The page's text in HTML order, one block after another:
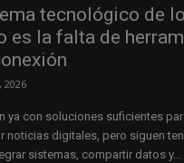
tecnológico de
es la falta de
2026
ya con soluciones suficientes
noticias digitales, pero siguen
sistemas, compartir datos y...